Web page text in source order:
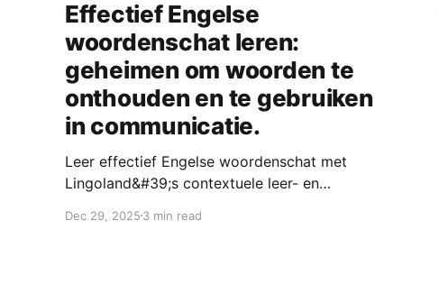
Effectief Engelse
woordenschat leren:
geheimen om woorden te
onthouden en te gebruiken
in communicatie.
Leer effectief Engelse woordenschat met
Lingoland&#39;s contextuele leer- en
waardoor je woorden langer onthoudt en
Dec 29, 2025 3 min read